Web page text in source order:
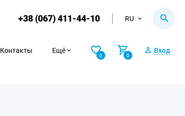
+38 (067) 411-44-10 RU
Контакты Ещё
0 0
Вход